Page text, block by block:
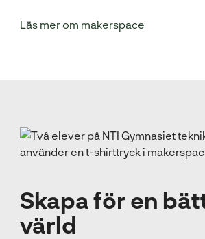
Läs mer om makerspace
i
n
t
Skapa för en
värld